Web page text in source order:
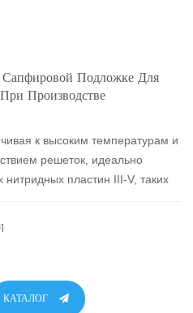
Подложке Для
Производстве
к высоким температурам и
решеток, идеально
нитридных пластин III-V, таких
КАТАЛОГ